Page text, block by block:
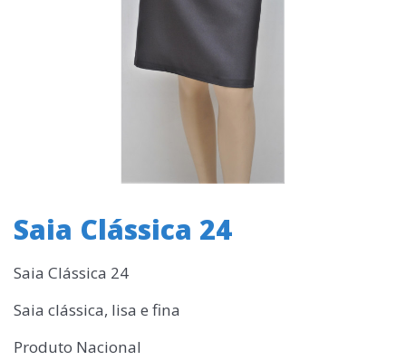
Saia Clássica 24
Saia Clássica 24
Saia clássica, lisa e fina
Produto Nacional